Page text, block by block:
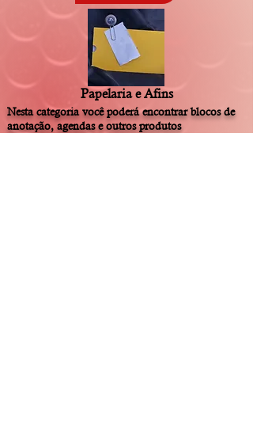
Papelaria e Afins
Nesta categoria você poderá encontrar blocos de
anotação, agendas e outros produtos